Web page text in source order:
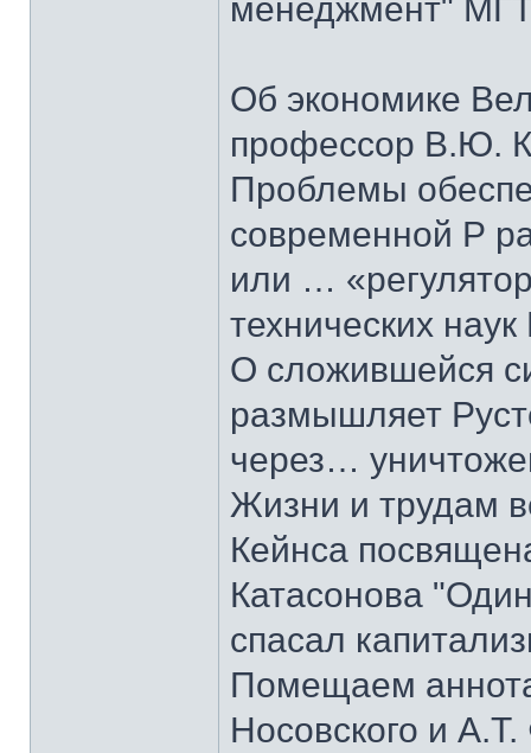
менеджмент"
Об экономике
профессор В.Ю.
Проблемы
современной Р
или …
технических
О сложившейся
размышляет
через…
Жизни и трудам
Кейнса
Катасонова
спасал
Помещаем
Носовского и